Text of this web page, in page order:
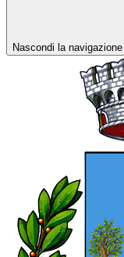
Nascondi la navigazione